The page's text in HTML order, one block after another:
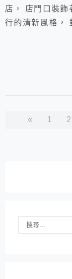
店， 店門口裝飾
行的清新風格，
Home Cuisine
« 1 2